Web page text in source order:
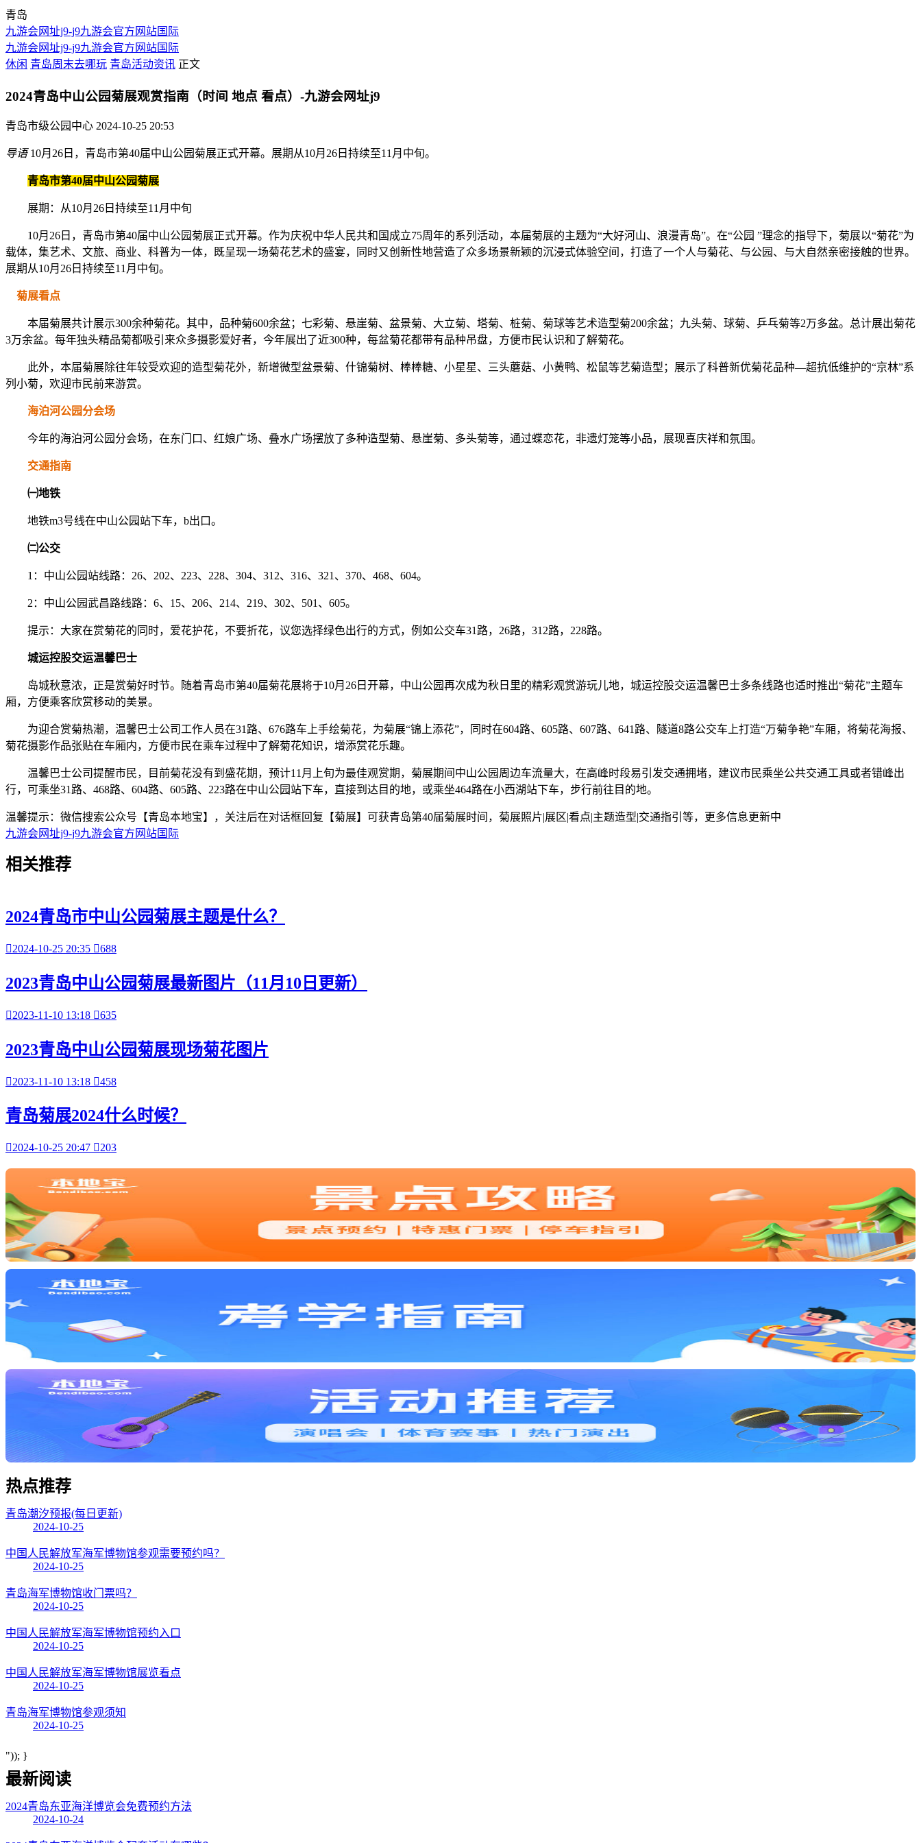
青岛
九游会网址j9-j9九游会官方网站国际
九游会网址j9-j9九游会官方网站国际
休闲 青岛周末去哪玩 青岛活动资讯 正文
2024青岛中山公园菊展观赏指南（时间 地点 看点）-九游会网址j9
青岛市级公园中心 2024-10-25 20:53
导语10月26日，青岛市第40届中山公园菊展正式开幕。展期从10月26日持续至11月中旬。
青岛市第40届中山公园菊展
展期：从10月26日持续至11月中旬
10月26日，青岛市第40届中山公园菊展正式开幕。作为庆祝中华人民共和国成立75周年的系列活动，本届菊展的主题为“大好河山、浪漫青岛”。在“公园 ”理念的指导下，菊展以“菊花”为
载体，集艺术、文旅、商业、科普为一体，既呈现一场菊花艺术的盛宴，同时又创新性地营造了众多场景新颖的沉浸式体验空间，打造了一个人与菊花、与公园、与大自然亲密接触的世界。
展期从10月26日持续至11月中旬。
菊展看点
本届菊展共计展示300余种菊花。其中，品种菊600余盆；七彩菊、悬崖菊、盆景菊、大立菊、塔菊、桩菊、菊球等艺术造型菊200余盆；九头菊、球菊、乒乓菊等2万多盆。总计展出菊花
3万余盆。每年独头精品菊都吸引来众多摄影爱好者，今年展出了近300种，每盆菊花都带有品种吊盘，方便市民认识和了解菊花。
此外，本届菊展除往年较受欢迎的造型菊花外，新增微型盆景菊、什锦菊树、棒棒糖、小星星、三头蘑菇、小黄鸭、松鼠等艺菊造型；展示了科普新优菊花品种—超抗低维护的“京林”系
列小菊，欢迎市民前来游赏。
海泊河公园分会场
今年的海泊河公园分会场，在东门口、红娘广场、叠水广场摆放了多种造型菊、悬崖菊、多头菊等，通过蝶恋花，非遗灯笼等小品，展现喜庆祥和氛围。
交通指南
㈠地铁
地铁m3号线在中山公园站下车，b出口。
㈡公交
1：中山公园站线路：26、202、223、228、304、312、316、321、370、468、604。
2：中山公园武昌路线路：6、15、206、214、219、302、501、605。
提示：大家在赏菊花的同时，爱花护花，不要折花，议您选择绿色出行的方式，例如公交车31路，26路，312路，228路。
城运控股交运温馨巴士
岛城秋意浓，正是赏菊好时节。随着青岛市第40届菊花展将于10月26日开幕，中山公园再次成为秋日里的精彩观赏游玩儿地，城运控股交运温馨巴士多条线路也适时推出“菊花”主题车
厢，方便乘客欣赏移动的美景。
为迎合赏菊热潮，温馨巴士公司工作人员在31路、676路车上手绘菊花，为菊展“锦上添花”，同时在604路、605路、607路、641路、隧道8路公交车上打造“万菊争艳”车厢，将菊花海报、
菊花摄影作品张贴在车厢内，方便市民在乘车过程中了解菊花知识，增添赏花乐趣。
温馨巴士公司提醒市民，目前菊花没有到盛花期，预计11月上旬为最佳观赏期，菊展期间中山公园周边车流量大，在高峰时段易引发交通拥堵，建议市民乘坐公共交通工具或者错峰出
行，可乘坐31路、468路、604路、605路、223路在中山公园站下车，直接到达目的地，或乘坐464路在小西湖站下车，步行前往目的地。
温馨提示：微信搜索公众号【青岛本地宝】，关注后在对话框回复【菊展】可获青岛第40届菊展时间，菊展照片|展区|看点|主题造型|交通指引等，更多信息更新中
九游会网址j9-j9九游会官方网站国际
相关推荐
2024青岛市中山公园菊展主题是什么？
2024-10-25 20:35 688
2023青岛中山公园菊展最新图片（11月10日更新）
2023-11-10 13:18 635
2023青岛中山公园菊展现场菊花图片
2023-11-10 13:18 458
青岛菊展2024什么时候？
2024-10-25 20:47 203
热点推荐
青岛潮汐预报(每日更新)
2024-10-25
中国人民解放军海军博物馆参观需要预约吗？
2024-10-25
青岛海军博物馆收门票吗？
2024-10-25
中国人民解放军海军博物馆预约入口
2024-10-25
中国人民解放军海军博物馆展览看点
2024-10-25
青岛海军博物馆参观须知
2024-10-25
")); }
最新阅读
2024青岛东亚海洋博览会免费预约方法
2024-10-24